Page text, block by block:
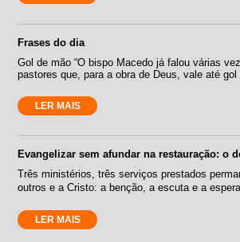
Frases do dia
Gol de mão “O bispo Macedo já falou várias
pastores que, para a obra de Deus, vale até gol
LER MAIS
Evangelizar sem afundar na restauração: o
Três ministérios, três serviços prestados
outros e a Cristo: a benção, a escuta e a
LER MAIS